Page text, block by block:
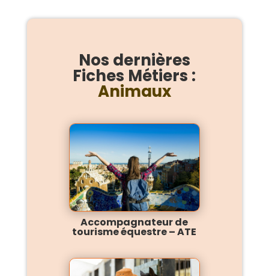
Nos dernières
Fiches Métiers :
Animaux
Accompagnateur de
tourisme équestre – ATE